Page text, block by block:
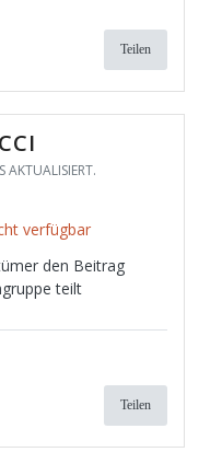
Teilen
AKTUALISIERT.
verfügbar
den Beitrag
teilt
Teilen